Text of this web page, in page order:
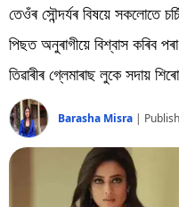
শিক্ষা
খেল
জীৱনশৈলী
বিশ্ব
তেওঁৰ সৌন্দৰ্যৰ বিষয়ে সকলোতে
পিছত অনুৰাগীয়ে বিশ্বাস কৰিব
তিৱাৰীৰ গ্লেমাৰাছ লুকে সদায়
Barasha Misra |